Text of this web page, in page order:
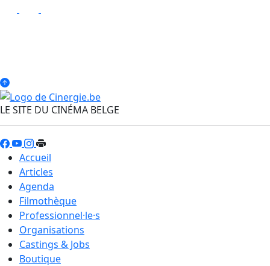
LE SITE DU CINÉMA BELGE
Accueil
Articles
Agenda
Filmothèque
Professionnel·le·s
Organisations
Castings & Jobs
Boutique